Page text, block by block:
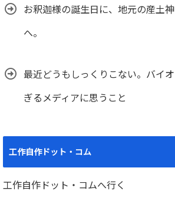
お釈迦様の誕生日に、地元の産土
へ。
最近どうもしっくりこない。バイ
ぎるメディアに思うこと
工作自作ドット・コム
工作自作ドット・コムへ行く